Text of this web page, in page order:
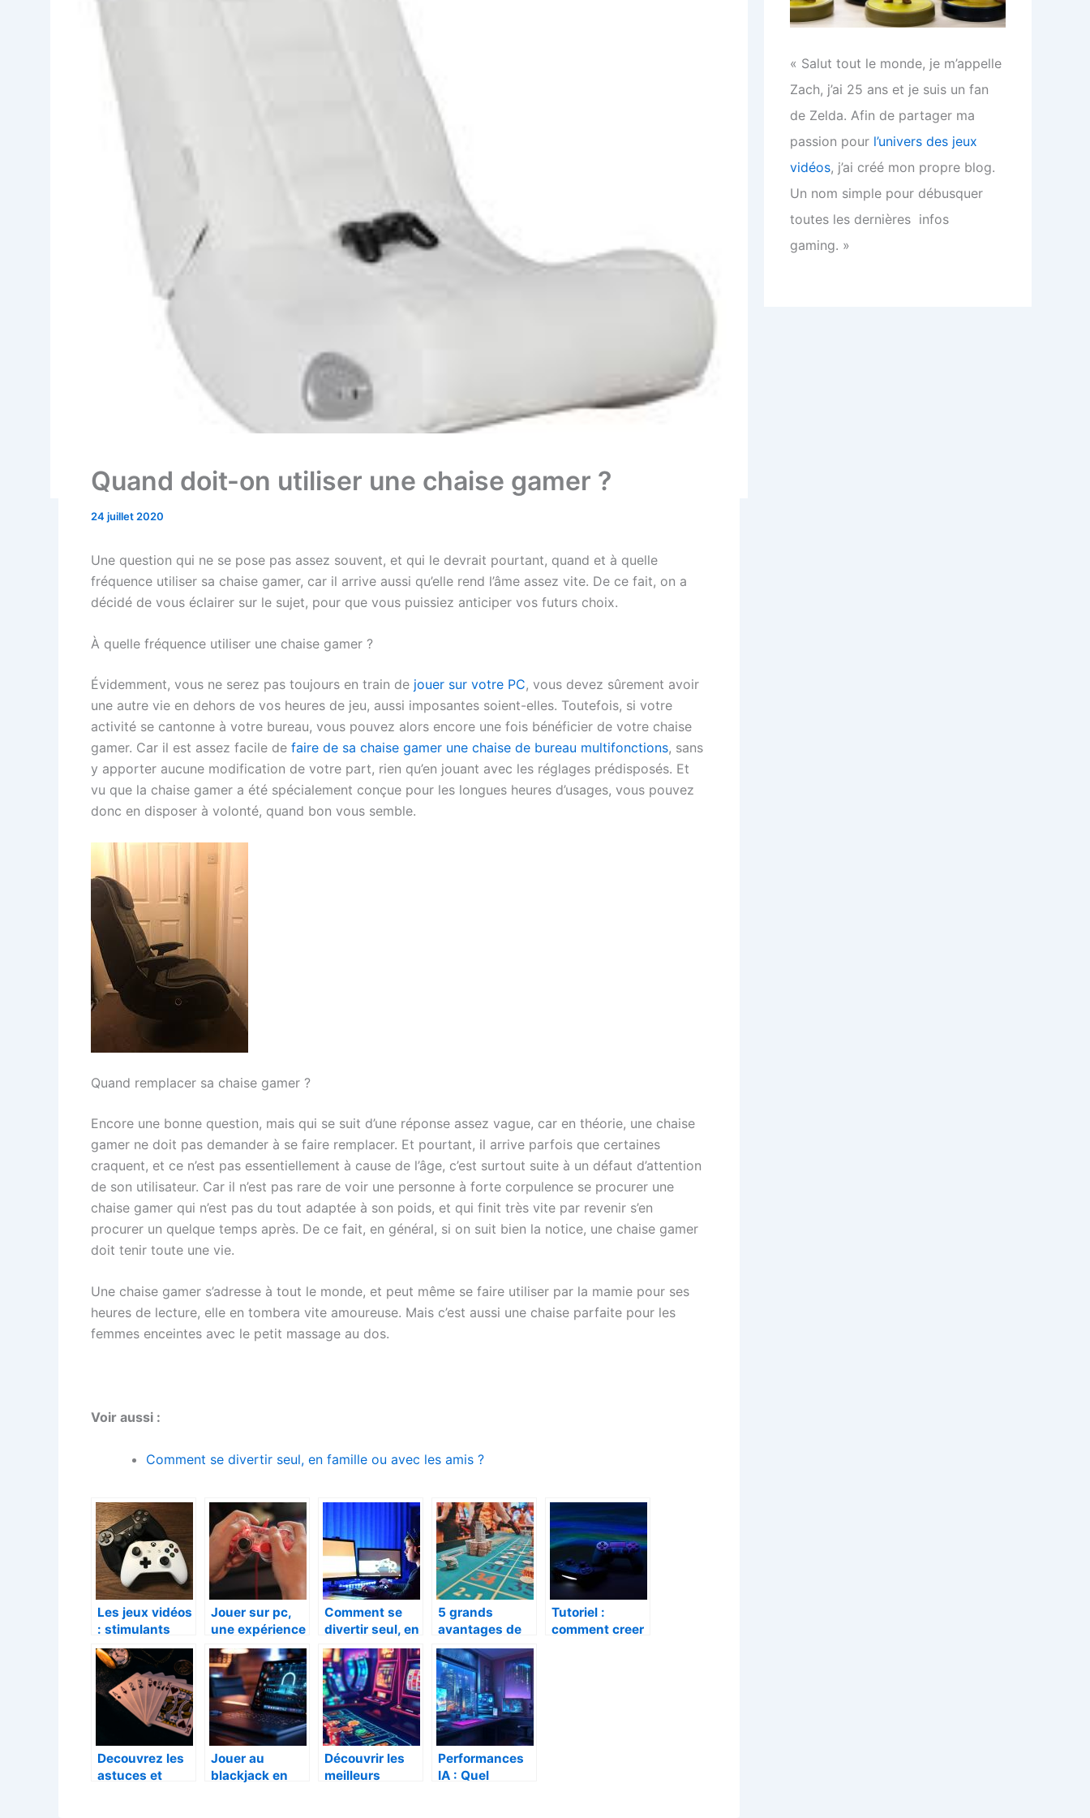
Quand doit-on utiliser une chaise gamer ?
24 juillet 2020
Une question qui ne se pose pas assez souvent, et qui le devrait pourtant, quand et à quelle
fréquence utiliser sa chaise gamer, car il arrive aussi qu’elle rend l’âme assez vite. De ce fait, on a
décidé de vous éclairer sur le sujet, pour que vous puissiez anticiper vos futurs choix.
À quelle fréquence utiliser une chaise gamer ?
Évidemment, vous ne serez pas toujours en train de jouer sur votre PC, vous devez sûrement avoir
une autre vie en dehors de vos heures de jeu, aussi imposantes soient-elles. Toutefois, si votre
activité se cantonne à votre bureau, vous pouvez alors encore une fois bénéficier de votre chaise
gamer. Car il est assez facile de faire de sa chaise gamer une chaise de bureau multifonctions, sans
y apporter aucune modification de votre part, rien qu’en jouant avec les réglages prédisposés. Et
vu que la chaise gamer a été spécialement conçue pour les longues heures d’usages, vous pouvez
donc en disposer à volonté, quand bon vous semble.
Quand remplacer sa chaise gamer ?
Encore une bonne question, mais qui se suit d’une réponse assez vague, car en théorie, une chaise
gamer ne doit pas demander à se faire remplacer. Et pourtant, il arrive parfois que certaines
craquent, et ce n’est pas essentiellement à cause de l’âge, c’est surtout suite à un défaut d’attention
de son utilisateur. Car il n’est pas rare de voir une personne à forte corpulence se procurer une
chaise gamer qui n’est pas du tout adaptée à son poids, et qui finit très vite par revenir s’en
procurer un quelque temps après. De ce fait, en général, si on suit bien la notice, une chaise gamer
doit tenir toute une vie.
Une chaise gamer s’adresse à tout le monde, et peut même se faire utiliser par la mamie pour ses
heures de lecture, elle en tombera vite amoureuse. Mais c’est aussi une chaise parfaite pour les
femmes enceintes avec le petit massage au dos.
Voir aussi :
Comment se divertir seul, en famille ou avec les amis ?
Les jeux vidéos
: stimulants
pour le cerveau
!
Jouer sur pc,
une expérience
intéressante et
incomparable
Comment se
divertir seul, en
famille ou avec
les amis ?
5 grands
avantages de
jouer aux
casinos en
ligne
Tutoriel :
comment creer
Decouvrez les
astuces et
Jouer au
blackjack en
Découvrir les
meilleurs
Performances
IA : Quel
« Salut tout le monde, je m’appelle
Zach, j’ai 25 ans et je suis un fan
de Zelda. Afin de partager ma
passion pour l’univers des jeux
vidéos, j’ai créé mon propre blog.
Un nom simple pour débusquer
toutes les dernières infos
gaming. »